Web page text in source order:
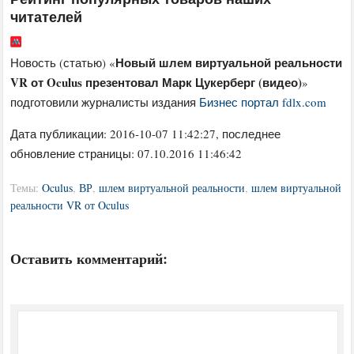
читателей
Новость (статью) «Новый шлем виртуальной реальности
VR от Oculus презентовал Марк Цукерберг (видео)»
подготовили журналисты издания Бизнес портал fdlx.com
Дата публикации:2016-10-07 11:42:27, последнее
обновление страницы: 07.10.2016 11:46:42
Темы:Oculus,ВР,шлем виртуальной реальности,шлем виртуальной
реальности VR от Oculus
Оставить комментарий: